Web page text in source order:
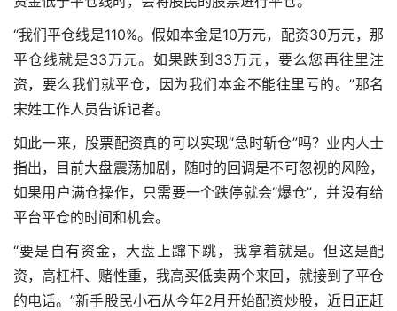
“我们平仓线是110%。假如本金是10万元，配资30万元，那
平仓线就是33万元。如果跌到33万元，要么您再往里注
资，要么我们就平仓，因为我们本金不能往里亏的。”那名
宋姓工作人员告诉记者。
如此一来，股票配资真的可以实现“急时斩仓”吗？业内人士
指出，目前大盘震荡加剧，随时的回调是不可忽视的风险，
如果用户满仓操作，只需要一个跌停就会“爆仓”，并没有给
平台平仓的时间和机会。
“要是自有资金，大盘上蹿下跳，我拿着就是。但这是配
资，高杠杆、赌性重，我高买低卖两个来回，就接到了平仓
的电话。”新手股民小石从今年2月开始配资炒股，近日正赶